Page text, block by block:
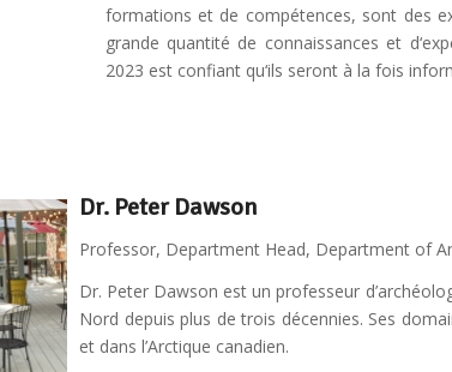
formations etde compétences, sont des
grande quantité de connaissances et d‘exp
2023 estconfiantqu‘ils serontà la fois
Dr. Peter Dawson
Professor, Department Head, Department of
Dr. Peter Dawson est un professeur
Nord depuis plus de trois décennies. Ses
et dans l’Arctique canadien.